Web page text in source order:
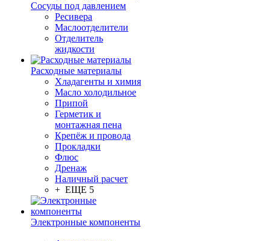
Сосуды под давлением
Ресивера
Маслоотделители
Отделитель
жидкости
Расходные материалы
Хладагенты и химия
Масло холодильное
Припой
Герметик и
монтажная пена
Крепёж и провода
Прокладки
Флюс
Дренаж
Наличный расчет
+ ЕЩЕ 5
Электронные компоненты